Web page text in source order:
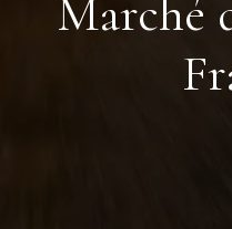
Marché